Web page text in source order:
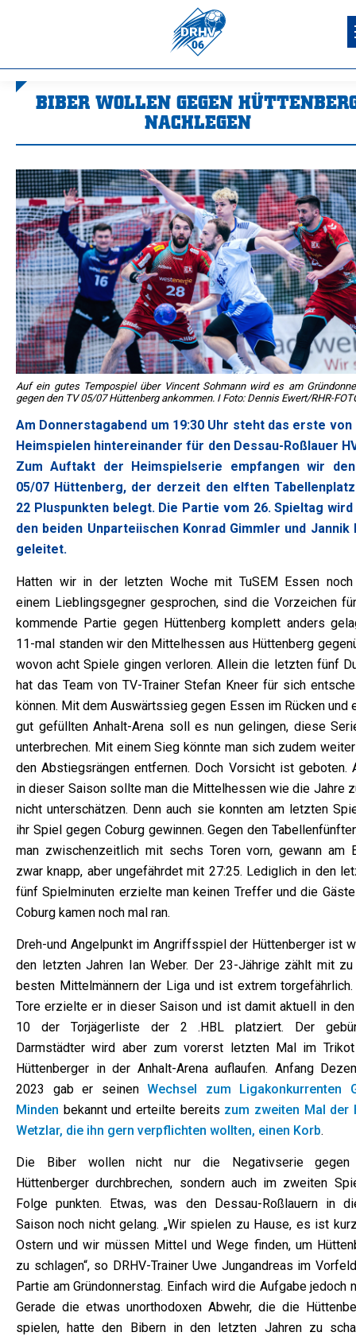
BIBER WOLLEN GEGEN
NACHLEGEN
Auf ein gutes Tempospiel über Vincent Sohmann wird es am
gegen den TV 05/07 Hüttenberg ankommen. I Foto: Dennis Ewert/RHR-
Am Donnerstagabend um 19:30 Uhr steht das erste von
Heimspielen hintereinander für den Dessau-Roßlauer
Zum Auftakt der Heimspielserie empfangen wir
05/07 Hüttenberg, der derzeit den elften
22 Pluspunkten belegt. Die Partie vom 26. Spieltag
den beiden Unparteiischen Konrad Gimmler und Jannik
geleitet.
Hatten wir in der letzten Woche mit TuSEM Essen
einem Lieblingsgegner gesprochen, sind die Vorzeichen
kommende Partie gegen Hüttenberg komplett anders
11-mal standen wir den Mittelhessen aus Hüttenberg
wovon acht Spiele gingen verloren. Allein die letzten fünf
hat das Team von TV-Trainer Stefan Kneer für sich
können. Mit dem Auswärtssieg gegen Essen im Rücken und
gut gefüllten Anhalt-Arena soll es nun gelingen, diese
unterbrechen. Mit einem Sieg könnte man sich zudem
den Abstiegsrängen entfernen. Doch Vorsicht ist geboten.
in dieser Saison sollte man die Mittelhessen wie die Jahre
nicht unterschätzen. Denn auch sie konnten am letzten
ihr Spiel gegen Coburg gewinnen. Gegen den
man zwischenzeitlich mit sechs Toren vorn, gewann am
zwar knapp, aber ungefährdet mit 27:25. Lediglich in den
fünf Spielminuten erzielte man keinen Treffer und die
Coburg kamen noch mal ran.
Dreh-und Angelpunkt im Angriffsspiel der Hüttenberger ist
den letzten Jahren Ian Weber. Der 23-Jährige zählt mit
besten Mittelmännern der Liga und ist extrem
Tore erzielte er in dieser Saison und ist damit aktuell in
10 der Torjägerliste der 2 .HBL platziert. Der
Darmstädter wird aber zum vorerst letzten Mal im
Hüttenberger in der Anhalt-Arena auflaufen. Anfang
2023 gab er seinenWechsel zum Ligakonkurrenten
Minden bekannt und erteilte bereits zum zweiten Mal der
Wetzlar, die ihn gern verpflichten wollten, einen Korb.
Die Biber wollen nicht nur die Negativserie
Hüttenberger durchbrechen, sondern auch im zweiten
Folge punkten. Etwas, was den Dessau-Roßlauern in
Saison noch nicht gelang. „Wir spielen zu Hause, es ist
Ostern und wir müssen Mittel und Wege finden, um
zu schlagen“, so DRHV-Trainer Uwe Jungandreas im
Partie am Gründonnerstag. Einfach wird die Aufgabe jedoch
Gerade die etwas unorthodoxen Abwehr, die die
spielen, hatte den Bibern in den letzten Jahren zu